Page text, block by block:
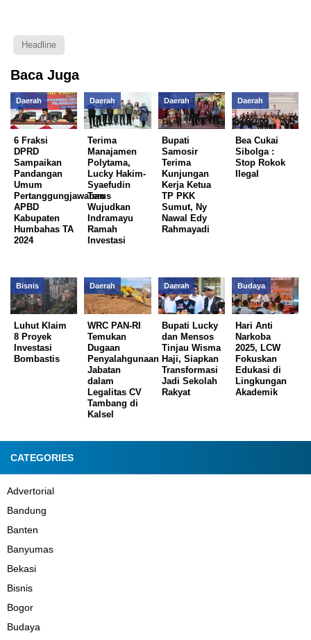
Headline
Baca Juga
Daerah
6 Fraksi
DPRD
Sampaikan
Pandangan
Umum
Pertanggungjawaban
APBD
Kabupaten
Humbahas TA
2024
Daerah
Terima
Manajamen
Polytama,
Lucky Hakim-
Syaefudin
Terus
Wujudkan
Indramayu
Ramah
Investasi
Daerah
Bupati
Samosir
Terima
Kunjungan
Kerja Ketua
TP PKK
Sumut, Ny
Nawal Edy
Rahmayadi
Daerah
Bea Cukai
Sibolga :
Stop Rokok
Ilegal
Bisnis
Luhut Klaim
8 Proyek
Investasi
Bombastis
Daerah
WRC PAN-RI
Temukan
Dugaan
Penyalahgunaan
Jabatan
dalam
Legalitas CV
Tambang di
Kalsel
Daerah
Bupati Lucky
dan Mensos
Tinjau Wisma
Haji, Siapkan
Transformasi
Jadi Sekolah
Rakyat
Budaya
Hari Anti
Narkoba
2025, LCW
Fokuskan
Edukasi di
Lingkungan
Akademik
CATEGORIES
Advertorial
Bandung
Banten
Banyumas
Bekasi
Bisnis
Bogor
Budaya